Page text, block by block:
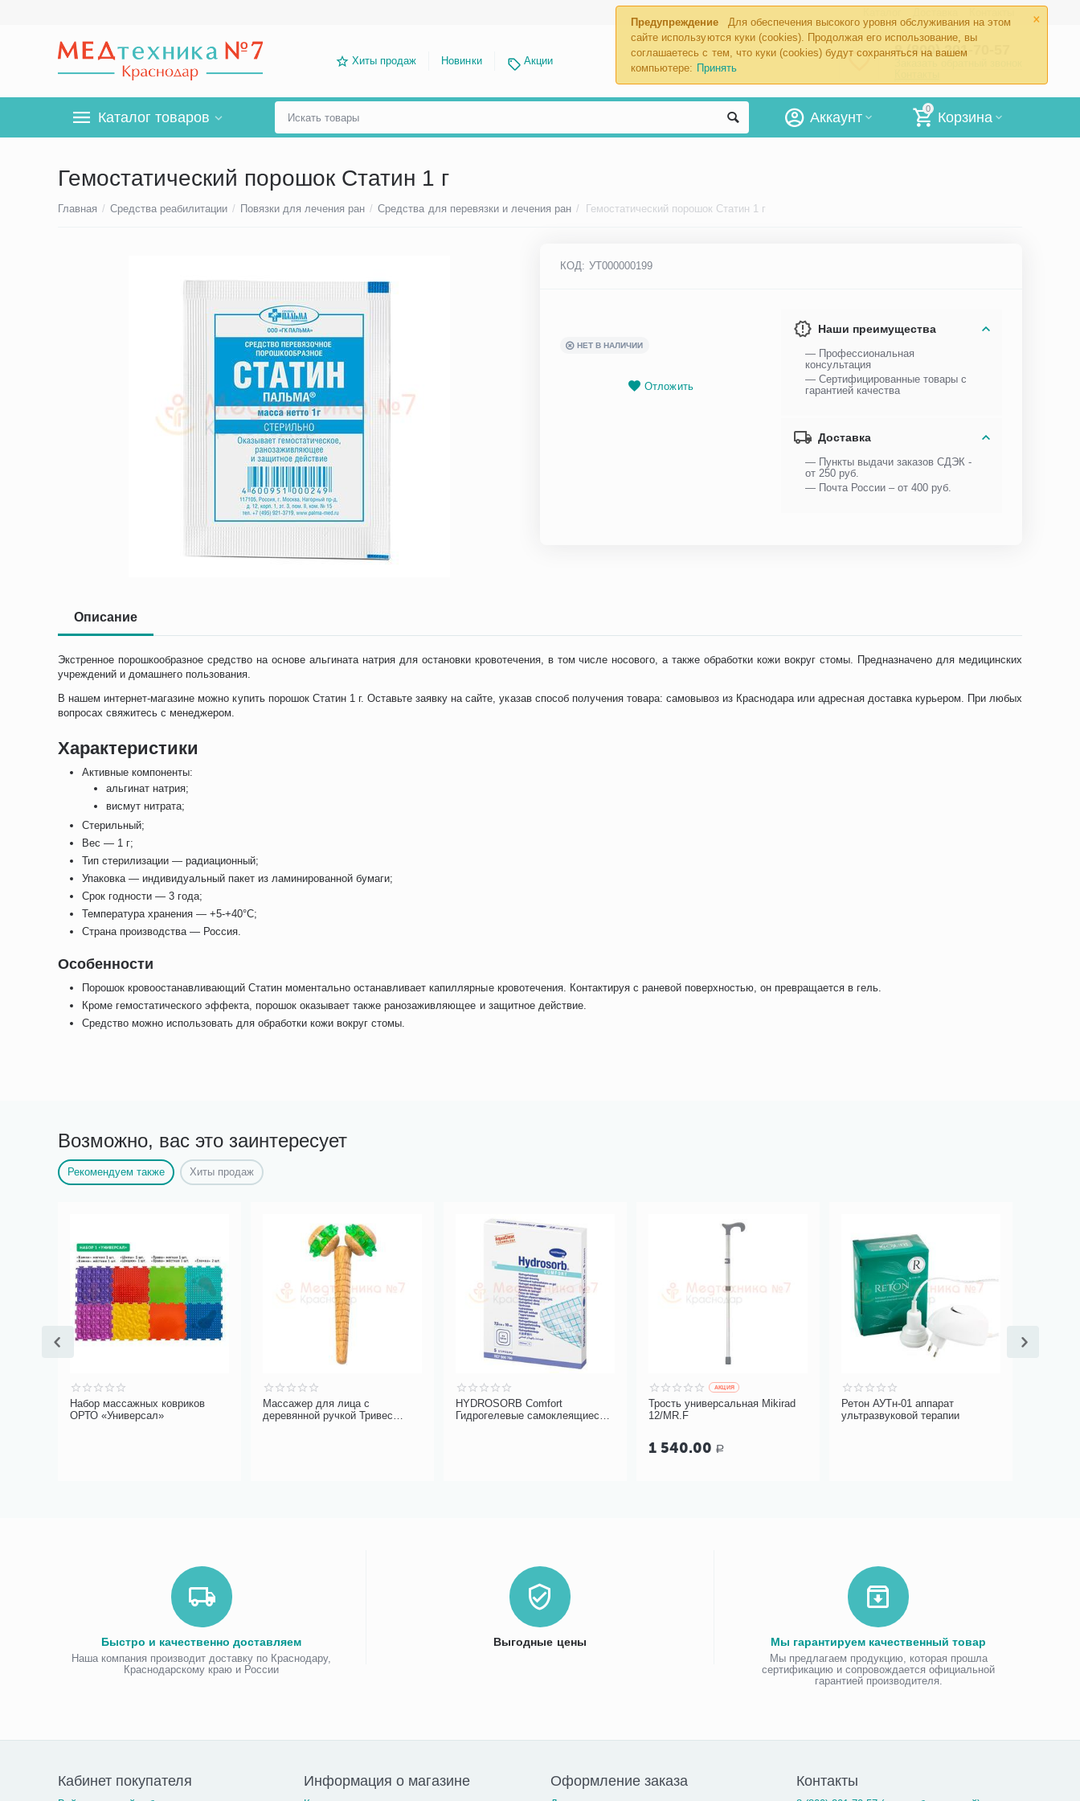
×
Предупреждение
Для обеспечения высокого уровня обслуживания на этом
сайте используются куки (cookies). Продолжая его использование, вы
соглашаетесь с тем, что куки (cookies) будут сохраняться на вашем
компьютере: Принять
Хиты продаж Новинки Акции
8 (800) 201-70-57
Каталог товаров
0
Корзина
Аккаунт
Гемостатический порошок Статин 1 г
Главная / Средства реабилитации / Повязки для лечения ран / Средства для перевязки и лечения ран / Гемостатический порошок Статин 1 г
КОД: УТ000000199
НЕТ В НАЛИЧИИ
Отложить
Наши преимущества
— Профессиональная
консультация
— Сертифицированные товары с
гарантией качества
Доставка
— Пункты выдачи заказов СДЭК -
от 250 руб.
— Почта России – от 400 руб.
Описание
Экстренное порошкообразное средство на основе альгината натрия для остановки кровотечения, в том числе носового, а также обработки кожи вокруг стомы. Предназначено для медицинских
учреждений и домашнего пользования.
В нашем интернет-магазине можно купить порошок Статин 1 г. Оставьте заявку на сайте, указав способ получения товара: самовывоз из Краснодара или адресная доставка курьером. При любых
вопросах свяжитесь с менеджером.
Характеристики
Активные компоненты:
альгинат натрия;
висмут нитрата;
Стерильный;
Вес — 1 г;
Тип стерилизации — радиационный;
Упаковка — индивидуальный пакет из ламинированной бумаги;
Срок годности — 3 года;
Температура хранения — +5-+40°C;
Страна производства — Россия.
Особенности
Порошок кровоостанавливающий Статин моментально останавливает капиллярные кровотечения. Контактируя с раневой поверхностью, он превращается в гель.
Кроме гемостатического эффекта, порошок оказывает также ранозаживляющее и защитное действие.
Средство можно использовать для обработки кожи вокруг стомы.
Возможно, вас это заинтересует
Рекомендуем также Хиты продаж
Набор массажных ковриков
ОРТО «Универсал»
Массажер для лица с
деревянной ручкой Тривес
HYDROSORB Comfort
Гидрогелевые самоклеящиеся
AКЦИЯ
Трость универсальная Mikirad
12/MR.F
1 540.00 Р
Ретон АУТн-01 аппарат
ультразвуковой терапии
Быстро и качественно доставляем
Наша компания производит доставку по Краснодару,
Краснодарскому краю и России
Выгодные цены Мы гарантируем качественный товар
Мы предлагаем продукцию, которая прошла
сертификацию и сопровождается официальной
гарантией производителя.
Кабинет покупателя Информация о магазине Оформление заказа Контакты